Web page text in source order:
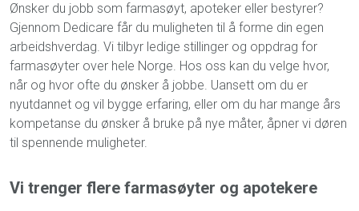
Ønsker du jobb som farmasøyt, apoteker eller bestyrer?
Gjennom Dedicare får du muligheten til å forme din egen
arbeidshverdag. Vi tilbyr ledige stillinger og oppdrag for
farmasøyter over hele Norge. Hos oss kan du velge hvor,
når og hvor ofte du ønsker å jobbe. Uansett om du er
nyutdannet og vil bygge erfaring, eller om du har mange års
kompetanse du ønsker å bruke på nye måter, åpner vi døren
til spennende muligheter.
Vi trenger flere farmasøyter og apotekere